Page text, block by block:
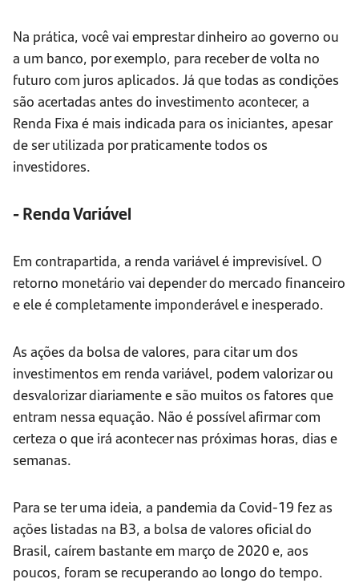
Na prática, você vai emprestar dinheiro ao governo ou
a um banco, por exemplo, para receber de volta no
futuro com juros aplicados. Já que todas as condições
são acertadas antes do investimento acontecer, a
Renda Fixa é mais indicada para os iniciantes, apesar
de ser utilizada por praticamente todos os
investidores.
- Renda Variável
Em contrapartida, a renda variável é imprevisível. O
retorno monetário vai depender do mercado financeiro
e ele é completamente imponderável e inesperado.
As ações da bolsa de valores, para citar um dos
investimentos em renda variável, podem valorizar ou
desvalorizar diariamente e são muitos os fatores que
entram nessa equação. Não é possível afirmar com
certeza o que irá acontecer nas próximas horas, dias e
semanas.
Para se ter uma ideia, a pandemia da Covid-19 fez as
ações listadas na B3, a bolsa de valores oficial do
Brasil, caírem bastante em março de 2020 e, aos
poucos, foram se recuperando ao longo do tempo.